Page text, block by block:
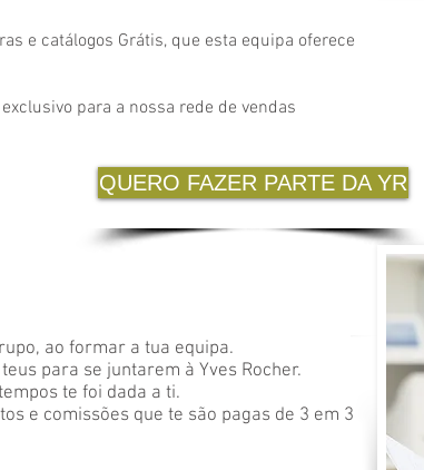
e catálogos Grátis, que esta equipa oferece
para a nossa rede de vendas
QUERO FAZER PARTE DA YR
ao formar a tua equipa.
para se juntarem à Yves Rocher.
te foi dada a ti.
e comissões que te são pagas de 3 em 3